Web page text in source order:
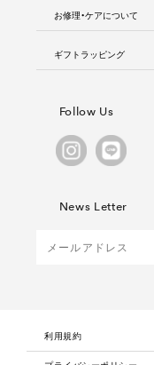
お修理・ケアについて
ギフトラッピング
Follow Us
News Letter
利用規約